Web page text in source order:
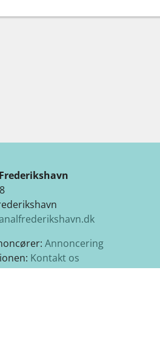
Annoncering
Kontakt os